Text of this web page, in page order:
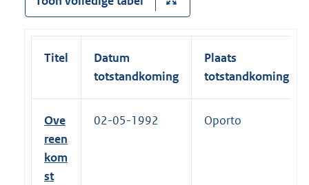
Titel
Datum
totstandkoming
Plaats
totstandkoming
Ove
reen
kom
st
02-05-1992 Oporto